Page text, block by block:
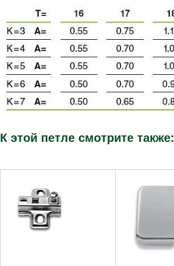
К этой петле смотрите также: